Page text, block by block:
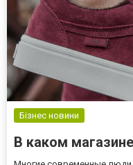
Бізнес новини
В каком